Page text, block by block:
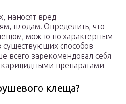
наносят вред
плодам. Определить, что
можно по характерным
способов
всего зарекомендовал себя
препаратами.
клеща?